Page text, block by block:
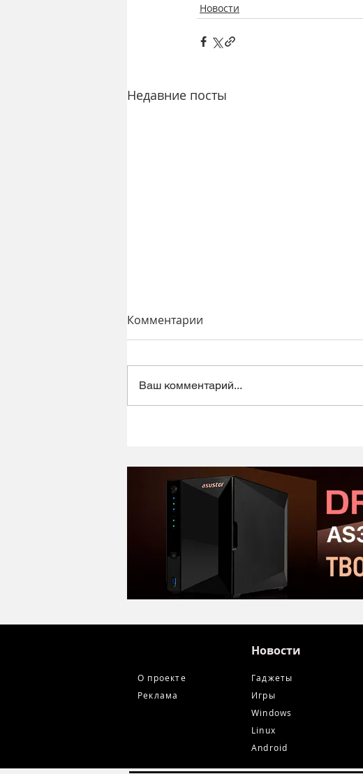
Новости
Недавние посты
микрофон в ретро корпусе
Комментарии
Ваш комментарий...
О проекте
Реклама
Новости
Гаджеты
Игры
Windows
Linux
Android